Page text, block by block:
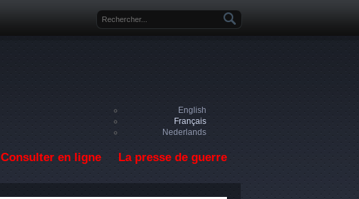
Formulaire de recherche
English
Français
Nederlands
Consulter en ligne La presse de guerre